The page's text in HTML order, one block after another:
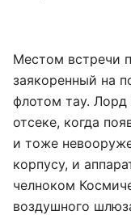
Местом встречи
заякоренный на
флотом тау.
отсеке, когда
и тоже
корпусу, и
челноком
воздушного